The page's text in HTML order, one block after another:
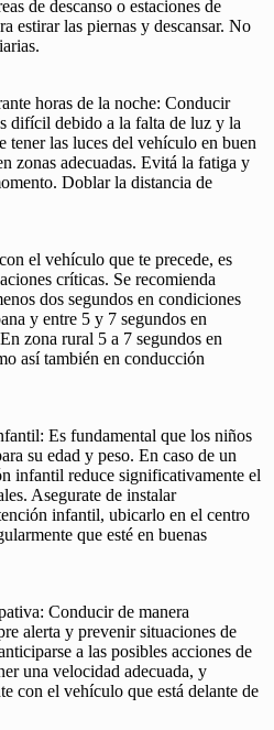
de descanso o estaciones de
estirar las piernas y descansar. No
horas de la noche: Conducir
difícil debido a la falta de luz y la
tener las luces del vehículo en buen
zonas adecuadas. Evitá la fatiga y
Doblar la distancia de
el vehículo que te precede, es
críticas. Se recomienda
dos segundos en condiciones
y entre 5 y 7 segundos en
zona rural 5 a 7 segundos en
así también en conducción
Es fundamental que los niños
su edad y peso. En caso de un
infantil reduce significativamente el
Asegurate de instalar
infantil, ubicarlo en el centro
que esté en buenas
Conducir de manera
alerta y prevenir situaciones de
a las posibles acciones de
una velocidad adecuada, y
con el vehículo que está delante de